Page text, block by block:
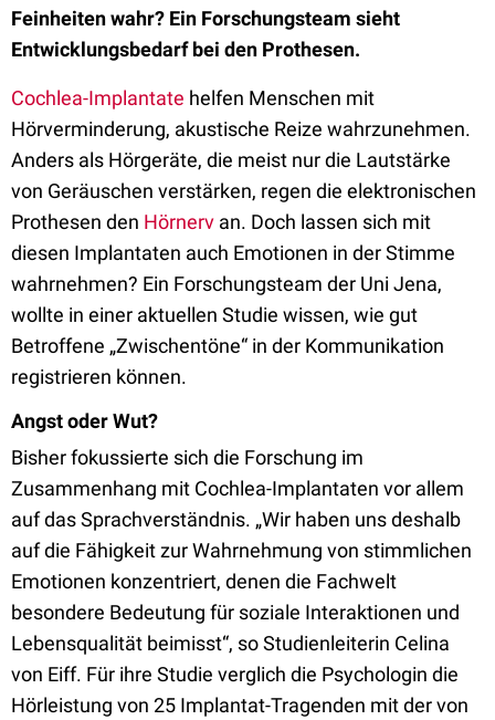
Feinheiten wahr? Ein Forschungsteam sieht
Entwicklungsbedarf bei den Prothesen.
Cochlea-Implantate helfen Menschen mit
Hörverminderung, akustische Reize wahrzunehmen.
Anders als Hörgeräte, die meist nur die Lautstärke
von Geräuschen verstärken, regen die elektronischen
Prothesen den Hörnerv an. Doch lassen sich mit
diesen Implantaten auch Emotionen in der Stimme
wahrnehmen? Ein Forschungsteam der Uni Jena,
wollte in einer aktuellen Studie wissen, wie gut
Betroffene „Zwischentöne“ in der Kommunikation
registrieren können.
Angst oder Wut?
Bisher fokussierte sich die Forschung im
Zusammenhang mit Cochlea-Implantaten vor allem
auf das Sprachverständnis. „Wir haben uns deshalb
auf die Fähigkeit zur Wahrnehmung von stimmlichen
Emotionen konzentriert, denen die Fachwelt
besondere Bedeutung für soziale Interaktionen und
Lebensqualität beimisst“, so Studienleiterin Celina
von Eiff. Für ihre Studie verglich die Psychologin die
Hörleistung von 25 Implantat-Tragenden mit der von